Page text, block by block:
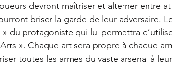
devront maîtriser et alterner entre
briser la garde de leur adversaire.
du protagoniste qui lui permettra
». Chaque art sera propre à chaque
toutes les armes du vaste arsenal à leur